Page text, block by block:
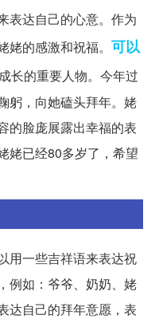
表达自己的心意。作为
的感激和祝福。 可以
长的重要人物。今年过
躬，向她磕头拜年。姥
的脸庞展露出幸福的表
姥已经80多岁了，希望
用一些吉祥语来表达祝
例如：爷爷、奶奶、姥
达自己的拜年意愿，表